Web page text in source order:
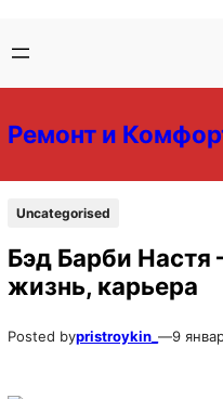
содержимому
содержимому
Ремонт и
Uncategorised
Бэд Барби
жизнь, карьера
Posted bypristroykin_ —9